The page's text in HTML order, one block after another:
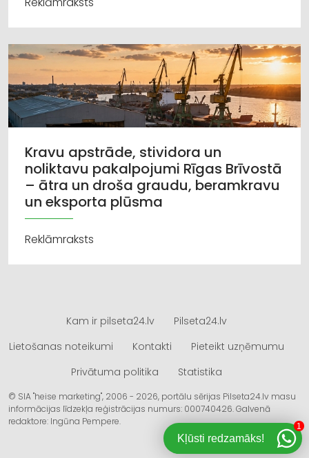
Kravu apstrāde, stividora un
noliktavu pakalpojumi Rīgas Brīvostā
– ātra un droša graudu, beramkravu
un eksporta plūsma
Reklāmraksts
Kam ir pilseta24.lv
Pilseta24.lv
Lietošanas noteikumi
Kontakti
Pieteikt uzņēmumu
Privātuma politika
Statistika
© SIA "heise marketing", 2006 - 2026, portālu sērijas Pilseta24.lv masu
informācijas līdzekļa reģistrācijas numurs: 000740426. Galvenā
redaktore: Ingūna Pempere.
Kļūsti redzamāks!
1